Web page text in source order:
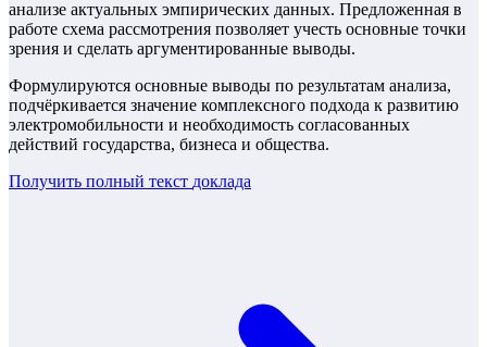
анализе актуальных эмпирических данных. Предложенная в
работе схема рассмотрения позволяет учесть основные точки
зрения и сделать аргументированные выводы.
Формулируются основные выводы по результатам анализа,
подчёркивается значение комплексного подхода к развитию
электромобильности и необходимость согласованных
действий государства, бизнеса и общества.
Получить полный текст доклада